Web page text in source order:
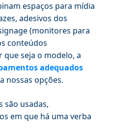
espaços para mídia
adesivos dos
(monitores para
conteúdos
seja o modelo, a
adequados
nossas opções.
são usadas,
em que há uma verba